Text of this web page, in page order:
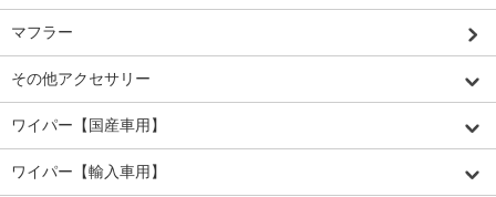
マフラー
その他アクセサリー
ワイパー【国産車用】
ワイパー【輸入車用】